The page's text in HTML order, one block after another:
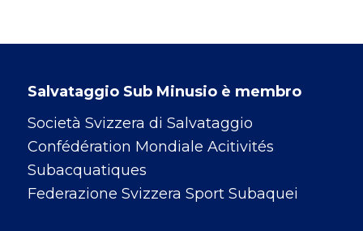
Salvataggio Sub Minusio è membro
Società Svizzera di Salvataggio
Confédération Mondiale Acitivités
Subacquatiques
Federazione Svizzera Sport Subaquei